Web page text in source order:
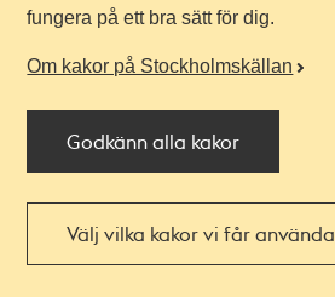
fungera på ett bra sätt för dig.
Om kakor på Stockholmskällan
Godkänn alla kakor
Välj vilka kakor vi får använda